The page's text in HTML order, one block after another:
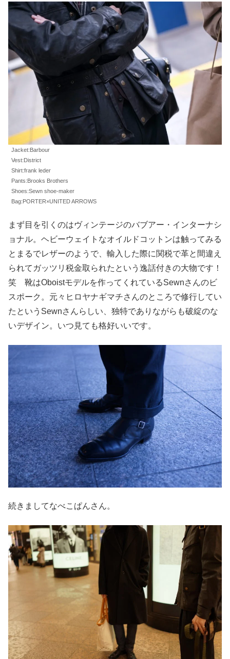
Jacket:Barbour
Vest:District
Shirt:frank leder
Pants:Brooks Brothers
Shoes:Sewn shoe-maker
Bag:PORTER×UNITED ARROWS
まず目を引くのはヴィンテージのバブアー・インターナシ
ョナル。ヘビーウェイトなオイルドコットンは触ってみる
とまるでレザーのようで、輸入した際に関税で革と間違え
られてガッツリ税金取られたという逸話付きの大物です！
笑 靴はOboistモデルを作ってくれているSewnさんのビ
スポーク。元々ヒロヤナギマチさんのところで修行してい
たというSewnさんらしい、独特でありながらも破綻のな
いデザイン。いつ見ても格好いいです。
続きましてなべこぱんさん。